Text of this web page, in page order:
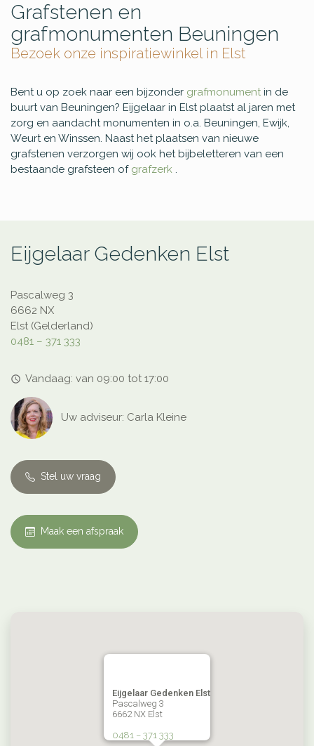
Grafstenen en
grafmonumenten Beuningen
Bezoek onze inspiratiewinkel in Elst
Bent u op zoek naar een bijzonder grafmonument in de
buurt van Beuningen? Eijgelaar in Elst plaatst al jaren met
zorg en aandacht monumenten in o.a. Beuningen, Ewijk,
Weurt en Winssen. Naast het plaatsen van nieuwe
grafstenen verzorgen wij ook het bijbeletteren van een
bestaande grafsteen of grafzerk .
Eijgelaar Gedenken Elst
Pascalweg 3
6662 NX
Elst (Gelderland)
0481 – 371 333
access_time Vandaag: van 09:00 tot 17:00
Uw adviseur: Carla Kleine
Stel uw vraag
Maak een afspraak
Eijgelaar Gedenken Elst
Pascalweg 3
6662 NX Elst
0481 – 371 333